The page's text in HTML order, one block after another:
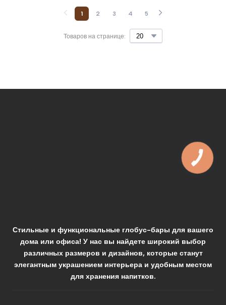
Товаров на странице:
1 2 3 4 5
Стильные и функциональные глобус-бары для вашего
дома или офиса! У нас вы найдете широкий выбор
различных размеров и дизайнов, которые станут
элегантным украшением интерьера и удобным местом
для хранения напитков.